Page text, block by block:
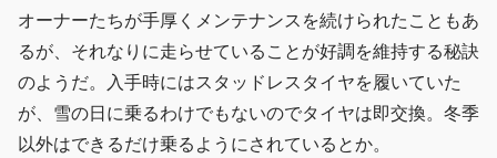
オーナーたちが手厚くメンテナンスを続けられたこともあ
るが、それなりに走らせていることが好調を維持する秘訣
のようだ。入手時にはスタッドレスタイヤを履いていた
が、雪の日に乗るわけでもないのでタイヤは即交換。冬季
以外はできるだけ乗るようにされているとか。